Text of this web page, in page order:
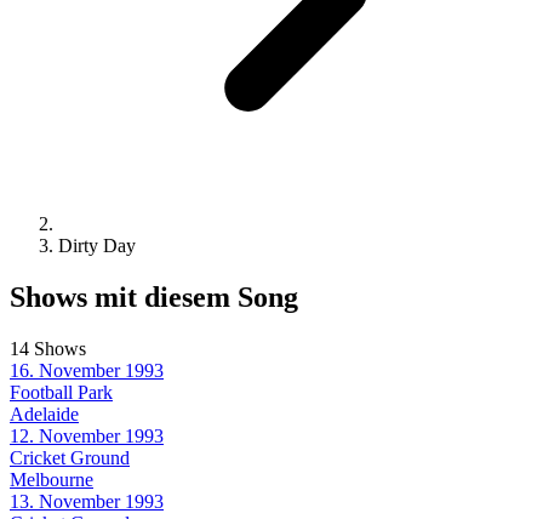
Dirty Day
Shows mit diesem Song
14 Shows
16. November 1993
Football Park
Adelaide
12. November 1993
Cricket Ground
Melbourne
13. November 1993